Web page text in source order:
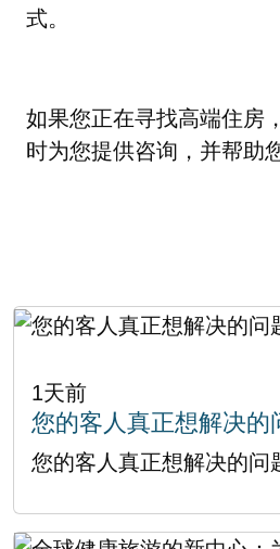
式。
如果您正在寻找高端住房
时为您提供咨询，并帮助
1天前
您的客人真正想解决的
您的客人真正想解决的问